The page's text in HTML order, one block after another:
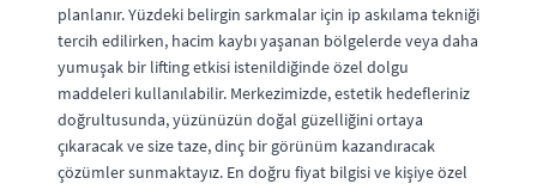
planlanır. Yüzdeki belirgin sarkmalar için ip askılama tekniği
tercih edilirken, hacim kaybı yaşanan bölgelerde veya daha
yumuşak bir lifting etkisi istenildiğinde özel dolgu
maddeleri kullanılabilir. Merkezimizde, estetik hedefleriniz
doğrultusunda, yüzünüzün doğal güzelliğini ortaya
çıkaracak ve size taze, dinç bir görünüm kazandıracak
çözümler sunmaktayız. En doğru fiyat bilgisi ve kişiye özel